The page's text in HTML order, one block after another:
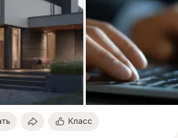
Класс